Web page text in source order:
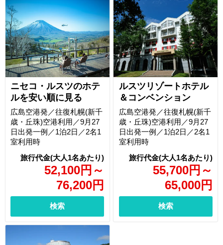
ニセコ・ルスツのホテ
ルを安い順に見る
52,100円 ～
76,200円
広島空港発／往復札幌(新千
歳・丘珠)空港利用／9月27
日出発一例／1泊2日／2名1
室利用時
検索
ルスツリゾートホテル
＆コンベンション
55,700円 ～
65,000円
広島空港発／往復札幌(新千
歳・丘珠)空港利用／9月27
日出発一例／1泊2日／2名1
室利用時
検索